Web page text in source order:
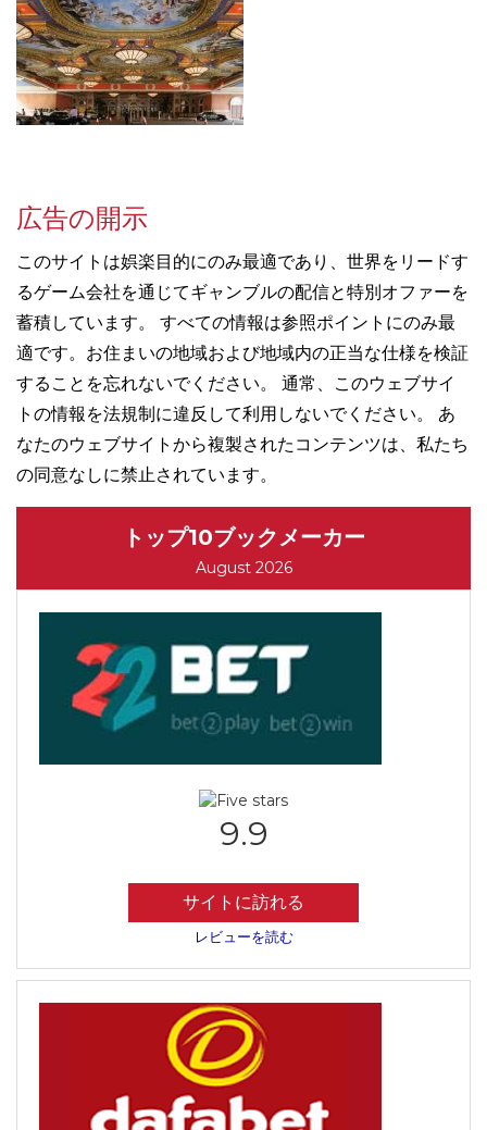
広告の開示
このサイトは娯楽目的にのみ最適であり、世界をリードす
るゲーム会社を通じてギャンブルの配信と特別オファーを
蓄積しています。 すべての情報は参照ポイントにのみ最
適です。お住まいの地域および地域内の正当な仕様を検証
することを忘れないでください。 通常、このウェブサイ
トの情報を法規制に違反して利用しないでください。 あ
なたのウェブサイトから複製されたコンテンツは、私たち
の同意なしに禁止されています。
トップ10ブックメーカー
August 2026
9.9
サイトに訪れる
レビューを読む